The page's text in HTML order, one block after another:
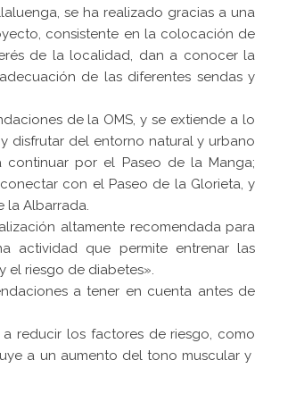
se ha realizado gracias a una
consistente en la colocación de
de la localidad, dan a conocer la
de las diferentes sendas y
de la OMS, y se extiende a lo
disfrutar del entorno natural y urbano
por el Paseo de la Manga;
con el Paseo de la Glorieta, y
la Albarrada.
altamente recomendada para
actividad que permite entrenar las
el riesgo de diabetes».
a tener en cuenta antes de
reducir los factores de riesgo, como
a un aumento del tono muscular y